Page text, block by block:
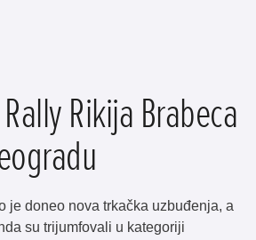
Rikija Brabeca
je doneo nova trkačka uzbuđenja, a
su trijumfovali u kategoriji